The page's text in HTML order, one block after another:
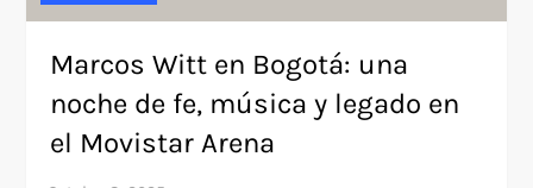
Marcos Witt en Bogotá: una
noche de fe, música y legado en
el Movistar Arena